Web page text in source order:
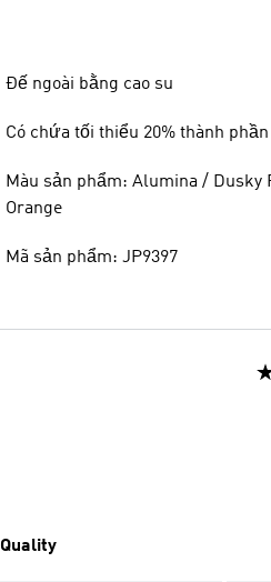
Đế ngoài bằng cao su
Có chứa tối thiểu 20% thành
Màu sản phẩm: Alumina / Dusky
Orange
Mã sản phẩm: JP9397
Quality